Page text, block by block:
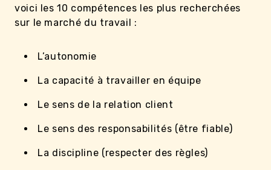
voici les 10 compétences les plus recherchées
sur le marché du travail :
L’autonomie
La capacité à travailler en équipe
Le sens de la relation client
Le sens des responsabilités (être fiable)
La discipline (respecter des règles)